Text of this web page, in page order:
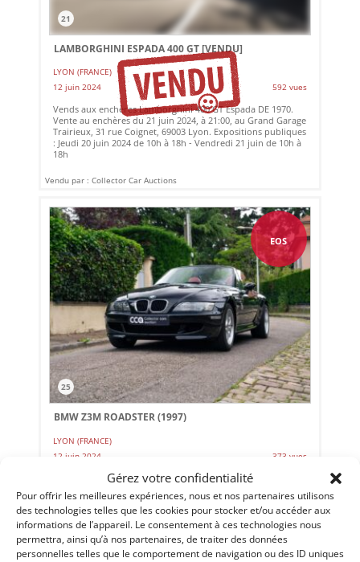
Gérez votre confidentialité
Pour offrir les meilleures expériences, nous et nos partenaires utilisons
des technologies telles que les cookies pour stocker et/ou accéder aux
informations de l’appareil. Le consentement à ces technologies nous
permettra, ainsi qu’à nos partenaires, de traiter des données
personnelles telles que le comportement de navigation ou des ID uniques
21
LAMBORGHINI ESPADA 400 GT[VENDU]
LYON (FRANCE)
12 juin 2024
592 vues
Vends aux enchères Lamborghini 400 GT Espada DE 1970.
Vente au enchères du 21 juin 2024, à 21:00, au Grand Garage
Trairieux, 31 rue Coignet, 69003 Lyon. Expositions publiques
: Jeudi 20 juin 2024 de 10h à 18h - Vendredi 21 juin de 10h à
18h
Vendu par : Collector Car Auctions
EOS
25
BMW Z3M ROADSTER (1997)
LYON (FRANCE)
12 juin 2024
373 vues
Vends aux enchères BMW Z3 M Roadster DE 1997. Vente au
Trairieux, 31 rue Coignet, 69003 Lyon. Expositions publiques
: Jeudi 20 juin 2024 de 10h à 18h - Vendredi 21 juin de 10h à
18h
Vendu par : Collector Car Auctions